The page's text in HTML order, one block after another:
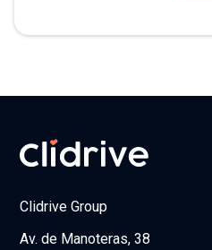
Clidrive Group
Av. de Manoteras, 38